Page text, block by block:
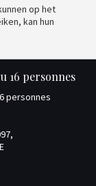
op het
kan hun
16 personnes
personnes